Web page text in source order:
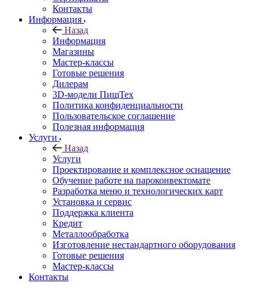
Контакты
Информация
Назад
Информация
Магазины
Мастер-классы
Готовые решения
Дилерам
3D-модели ПищТех
Политика конфиденциальности
Пользовательское соглашение
Полезная информация
Услуги
Назад
Услуги
Проектирование и комплексное оснащение
Обучение работе на пароконвектомате
Разработка меню и технологических карт
Установка и сервис
Поддержка клиента
Кредит
Металлообработка
Изготовление нестандартного оборудования
Готовые решения
Мастер-классы
Контакты